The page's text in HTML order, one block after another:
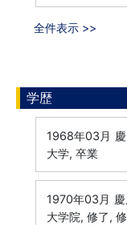
全件表示 >>
学歴
1968年03月
大学, 卒業
1970年03月
大学院, 修了,